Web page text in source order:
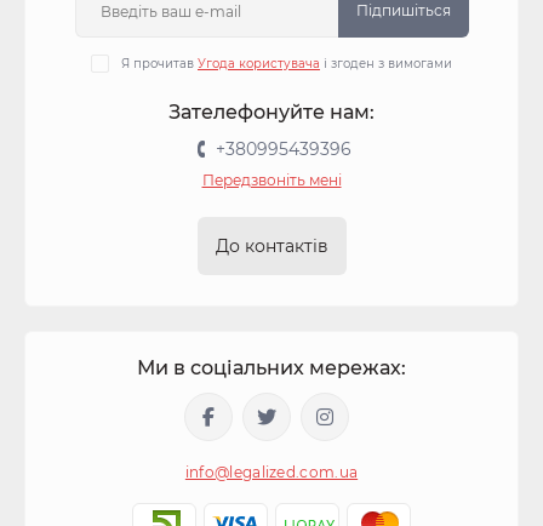
Підпишіться
Я прочитав Угода користувача і згоден з вимогами
Зателефонуйте нам:
+380995439396
Передзвоніть мені
До контактів
Ми в соціальних мережах:
info@legalized.com.ua